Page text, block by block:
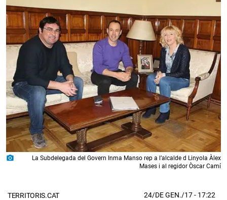
photo_camera
La Subdelegada del Govern Inma Manso rep a l’alcalde d Linyola Àlex
Mases i al regidor Òscar Camí
TERRITORIS.CAT 24/DE GEN./17- 17:22